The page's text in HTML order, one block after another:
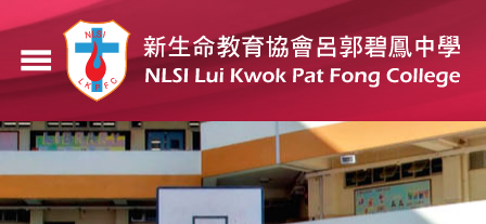
主
內
容
menu